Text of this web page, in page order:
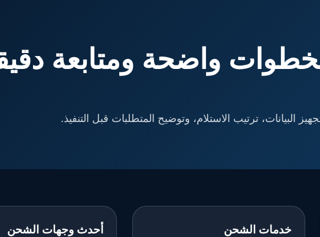
واضحة ومتابعة
البيانات، ترتيب الاستلام، وتوضيح المتطلبات قبل التنفيذ.
خدمات الشحن أحدث وجهات الشحن